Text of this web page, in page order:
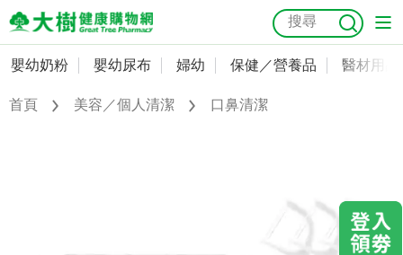
嬰幼奶粉
會員資料及密碼修改
嬰幼奶粉 嬰幼尿布 婦幼 保健／營養品 醫材用品
首頁 美容／個人清潔 口鼻清潔